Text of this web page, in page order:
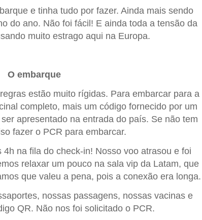
e tinha tudo por fazer. Ainda mais sendo
do ano. Não foi fácil! E ainda toda a tensão da
muito estrago aqui na Europa.
O embarque
estão muito rígidas. Para embarcar para a
completo, mais um código fornecido por um
apresentado na entrada do país. Se não tem
fazer o PCR para embarcar.
na fila do check-in! Nosso voo atrasou e foi
relaxar um pouco na sala vip da Latam, que
que valeu a pena, pois a conexão era longa.
nossas passagens, nossas vacinas e
QR. Não nos foi solicitado o PCR.